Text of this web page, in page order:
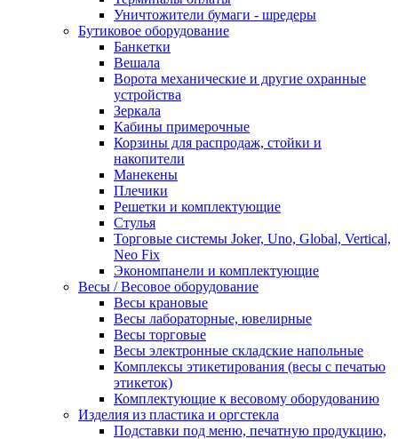
Уничтожители бумаги - шредеры
Бутиковое оборудование
Банкетки
Вешала
Ворота механические и другие охранные
устройства
Зеркала
Кабины примерочные
Корзины для распродаж, стойки и
накопители
Манекены
Плечики
Решетки и комплектующие
Стулья
Торговые системы Joker, Uno, Global, Vertical,
Neo Fix
Экономпанели и комплектующие
Весы / Весовое оборудование
Весы крановые
Весы лабораторные, ювелирные
Весы торговые
Весы электронные складские напольные
Комплексы этикетирования (весы с печатью
этикеток)
Комплектующие к весовому оборудованию
Изделия из пластика и оргстекла
Подставки под меню, печатную продукцию,